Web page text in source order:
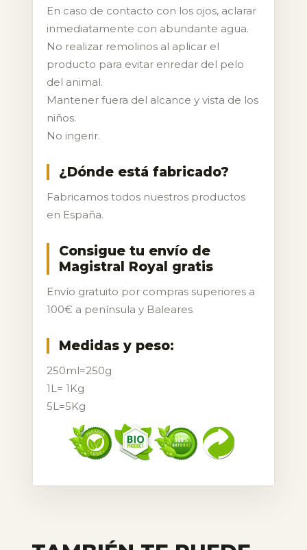
En caso de contacto con los ojos, aclarar
inmediatamente con abundante agua.
No realizar remolinos al aplicar el
producto para evitar enredar del pelo
del animal.
Mantener fuera del alcance y vista de los
niños.
No ingerir.
¿Dónde está fabricado?
Fabricamos todos nuestros productos
en España.
Consigue tu envío de
Magistral Royal gratis
Envío gratuito por compras superiores a
100€ a península y Baleares
Medidas y peso:
250ml=250g
1L= 1Kg
5L=5Kg